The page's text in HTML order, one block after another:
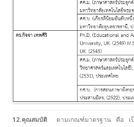
12.คุณสมบัติ
ตามเกณฑ์มาตรฐาน คือ เป็